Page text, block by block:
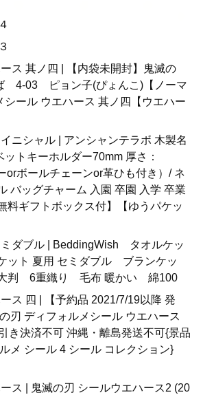
ス 其ノ四 | 【内袋未開封】鬼滅の
4-03 ピョン子(ぴょんこ)【ノーマ
ール ウエハース 其ノ四【ウエハー
ニシャル | アンシャンテラボ 木製名
トキーホルダー70mm 厚さ：
orボールチェーンor革ひも付き）/ ネ
バッグチャーム 入園 卒園 入学 卒業
料ギフトボックス付】【ゆうパケッ
ミダブル | BeddingWish タオルケッ
ット 夏用 セミダブル ブランケッ
判 6重織り 毛布 暖かい 綿100
ス 四 | 【予約品 2021/7/19以降 発
刃 ディフォルメシール ウエハース
き決済不可 沖縄・離島発送不可{景品
メ シール 4 シール コレクション}
ス | 鬼滅の刃 シールウエハース2 (20